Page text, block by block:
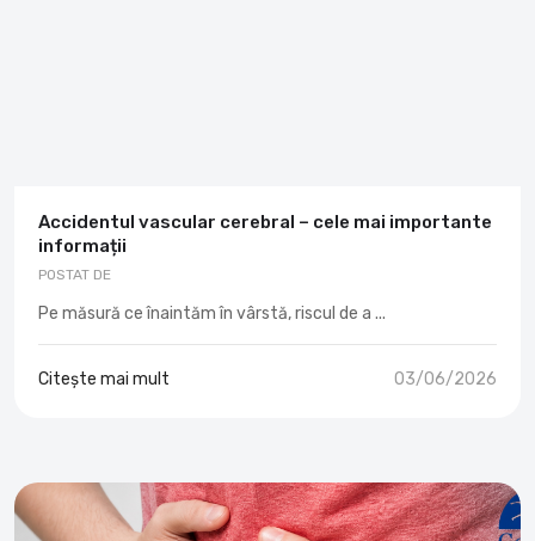
Accidentul vascular cerebral – cele mai importante
informații
POSTAT DE
Pe măsură ce înaintăm în vârstă, riscul de a ...
Citește mai mult 03/06/2026